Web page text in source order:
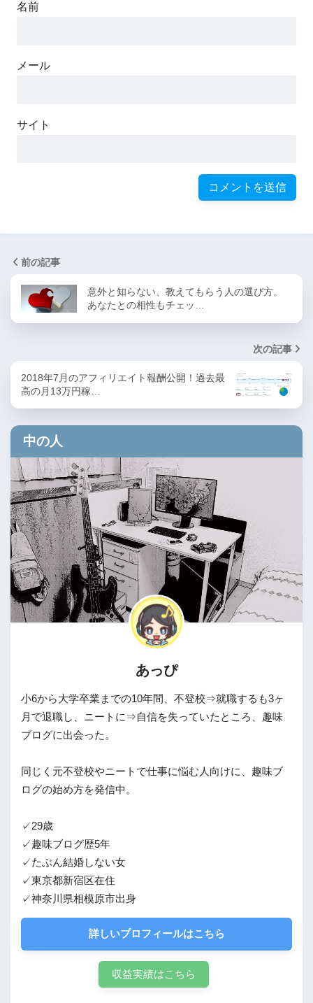
名前
メール
サイト
前の記事
意外と知らない、教えてもらう人の選び方。
あなたとの相性もチェッ…
次の記事
2018年7月のアフィリエイト報酬公開！過去最
高の月13万円稼…
中の人
あっぴ
小6から大学卒業までの10年間、不登校⇒就職するも3ヶ
月で退職し、ニートに⇒自信を失っていたところ、趣味
ブログに出会った。
同じく元不登校やニートで仕事に悩む人向けに、趣味ブ
ログの始め方を発信中。
✓29歳
✓趣味ブログ歴5年
✓たぶん結婚しない女
✓東京都新宿区在住
✓神奈川県相模原市出身
詳しいプロフィールはこちら
収益実績はこちら